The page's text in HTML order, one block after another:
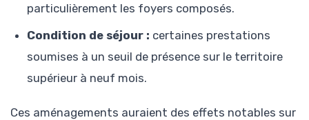
particulièrement les foyers composés.
Condition de séjour : certaines prestations
soumises à un seuil de présence sur le territoire
supérieur à neuf mois.
Ces aménagements auraient des effets notables sur